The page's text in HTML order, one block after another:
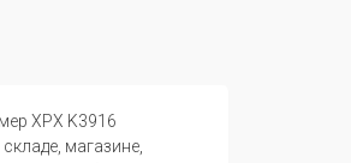
XPX K3916
магазине,